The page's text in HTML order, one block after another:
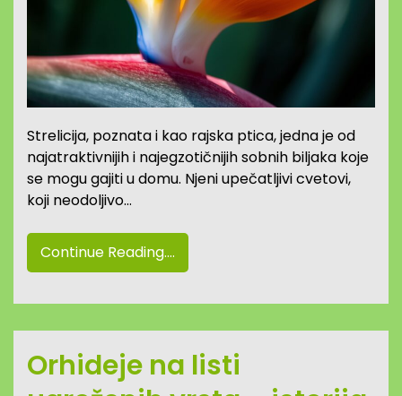
Strelicija, poznata i kao rajska ptica, jedna je od
najatraktivnijih i najegzotičnijih sobnih biljaka koje
se mogu gajiti u domu. Njeni upečatljivi cvetovi,
koji neodoljivo…
Continue Reading....
Orhideje na listi